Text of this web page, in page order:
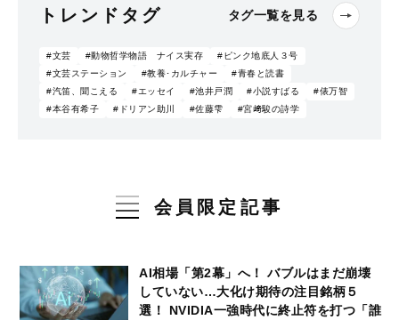
トレンドタグ タグ一覧を見る
#文芸 #動物哲学物語 ナイス実存
#ピンク地底人３号
#文芸ステーション
#教養･カルチャー
#青春と読書
#汽笛、聞こえる
#エッセイ #池井戸潤 #小説すばる
#俵万智
#本谷有希子
#ドリアン助川 #佐藤雫 #宮﨑駿の詩学
会員限定記事
AI相場「第2幕」へ！ バブルはまだ崩壊
していない…大化け期待の注目銘柄５
選！ NVIDIA一強時代に終止符を打つ「誰